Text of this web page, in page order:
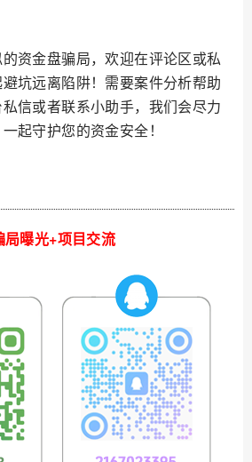
资金盘骗局，欢迎在评论区或私
坑远离陷阱！需要案件分析帮助
信或者联系小助手，我们会尽力
起守护您的资金安全！
局曝光+项目交流